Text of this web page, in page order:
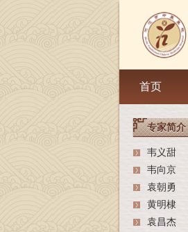
首页
专家简介
韦义甜
韦向京
袁朝勇
黄明棣
袁昌杰